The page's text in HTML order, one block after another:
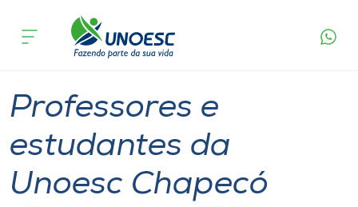
Cursos
Pesquisa
Atendimento ao Estudante
acontece
Professores e
estudantes da
Unoesc Chapecó